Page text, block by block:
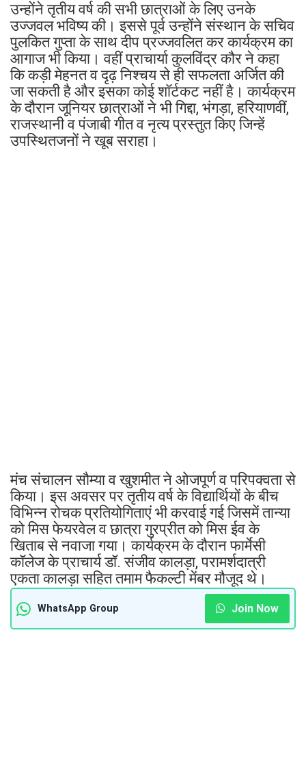
उन्होंने तृतीय वर्ष की सभी छात्राओं के लिए उनके
उज्जवल भविष्य की। इससे पूर्व उन्होंने संस्थान के सचिव
पुलकित गुप्ता के साथ दीप प्रज्जवलित कर कार्यक्रम का
आगाज भी किया। वहीं प्राचार्या कुलविंद्र कौर ने कहा
कि कड़ी मेहनत व दृढ़ निश्चय से ही सफलता अर्जित की
जा सकती है और इसका कोई शॉर्टकट नहीं है। कार्यक्रम
के दौरान जूनियर छात्राओं ने भी गिद्दा, भंगड़ा, हरियाणवीं,
राजस्थानी व पंजाबी गीत व नृत्य प्रस्तुत किए जिन्हें
उपस्थितजनों ने खूब सराहा।
मंच संचालन सौम्या व खुशमीत ने ओजपूर्ण व परिपक्वता से
किया। इस अवसर पर तृतीय वर्ष के विद्यार्थियों के बीच
विभिन्न रोचक प्रतियोगिताएं भी करवाई गई जिसमें तान्या
को मिस फेयरवेल व छात्रा गुरप्रीत को मिस ईव के
खिताब से नवाजा गया। कार्यक्रम के दौरान फार्मेसी
कॉलेज के प्राचार्य डॉ. संजीव कालड़ा, परामर्शदात्री
एकता कालड़ा सहित तमाम फैकल्टी मेंबर मौजूद थे।
WhatsApp Group Join Now